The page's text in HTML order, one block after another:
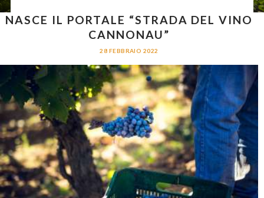
NASCE IL PORTALE “STRADA DEL VINO
CANNONAU”
28 FEBBRAIO 2022